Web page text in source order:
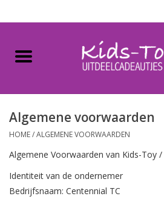
Home
Gevulde capsules & mixen
Maandaanbieding
Algemene voorwaarden
HOME/ALGEMENE VOORWAARDEN
Algemene Voorwaarden van Kids-Toy /
Identiteit van de ondernemer
Bedrijfsnaam: Centennial TC